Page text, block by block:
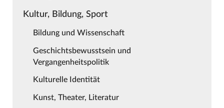
Kultur, Bildung, Sport
Bildung und Wissenschaft
Geschichtsbewusstsein und
Vergangenheitspolitik
Kulturelle Identität
Kunst, Theater, Literatur